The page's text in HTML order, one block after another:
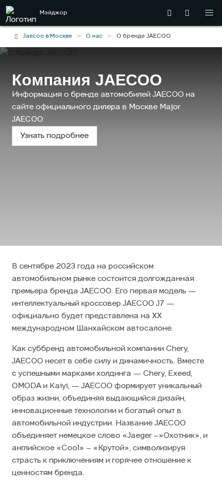
Мэйджор
Jaecoo в Москве О нас О бренде JAECOO
Компания JAECOO
Информация о бренде автомобилей JAECOO на
сайте официального дилера в Москве Major
JAECOO
Узнать подробнее
В сентябре 2023 года на российском
автомобильном рынке состоится долгожданная
премьера брендаJAECOO. Его первая модель —
интеллектуальный кроссоверJAECOO J7 —
официально будет представлена на ХХ
международном Шанхайском автосалоне.
Как суббренд автомобильной компании Chery,
JAECOO несет в себе силу и динамичность. Вместе
с успешными марками холдинга — Chery, Exeed,
OMODAи Kaiyi, —JAECOO формирует уникальный
образ жизни, объединяя выдающийся дизайн,
инновационные технологии и богатый опыт в
автомобильной индустрии. НазваниеJAECOO
объединяет немецкое слово «Jaeger –»Охотник», и
английское «Cool» – «Крутой», символизируя
страсть к приключениям и горячее отношение к
ценностям бренда.